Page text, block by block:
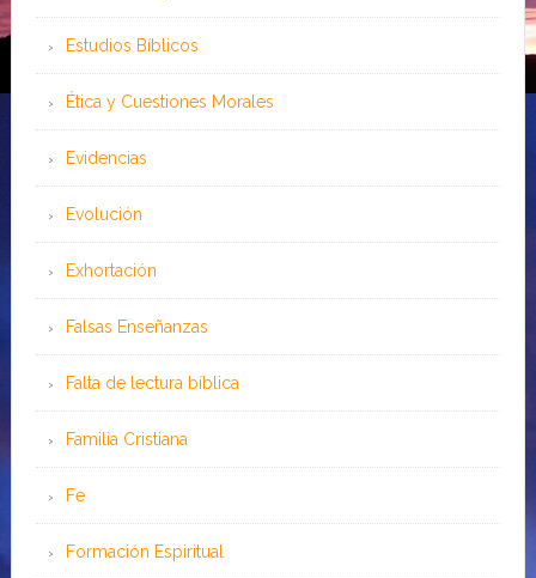
Estudios Bíblicos
Ética y Cuestiones Morales
Evidencias
Evolución
Exhortación
Falsas Enseñanzas
Falta de lectura bíblica
Familia Cristiana
Fe
Formación Espiritual